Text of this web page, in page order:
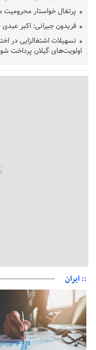
پرتغال خواستار محرومیت
فریدون جیرانی: اکبر
تسهیلات اشتغالزایی در
اولویت‌های گیلان پرداخت
قلعه‌نویی مشخص شد
:: ایران